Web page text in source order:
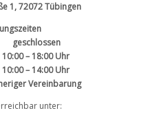
1, 72072 Tübingen
– 18:00 Uhr
– 14:00 Uhr
Vereinbarung
unter: